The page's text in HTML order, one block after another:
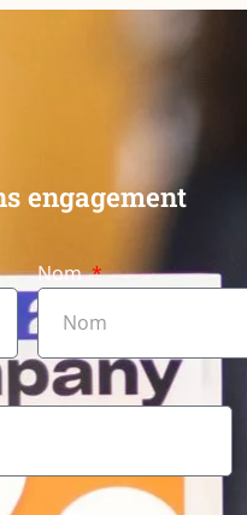
engagement
Nom